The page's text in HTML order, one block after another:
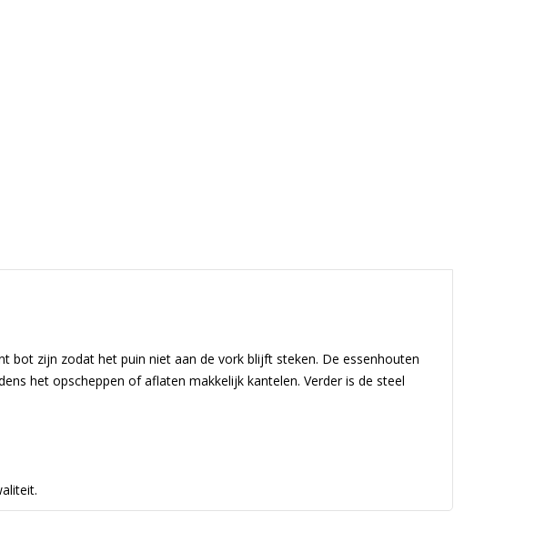
bot zijn zodat het puin niet aan de vork blijft steken. De essenhouten
het opscheppen of aflaten makkelijk kantelen. Verder is de steel